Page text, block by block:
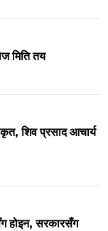
मिति तय
शिव प्रसाद आचार्य
होइन, सरकारसँग